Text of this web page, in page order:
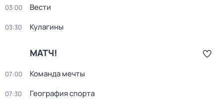
03:00 Вести
03:30 Кулагины
МАТЧ!
07:00 Команда мечты
07:30 География спорта